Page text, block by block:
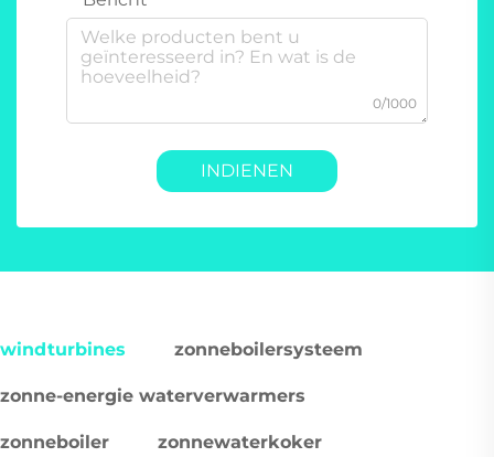
0/1000
INDIENEN
windturbines zonneboilersysteem
zonne-energie waterverwarmers
zonneboiler zonnewaterkoker